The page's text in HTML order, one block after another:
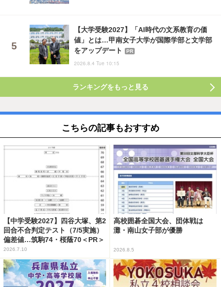
【大学受験2027】「AI時代の文系教育の価
値」とは…甲南女子大学が国際学部と文学部
をアップデート
PR
2026.8.4 Tue 10:15
ランキングをもっと見る
こちらの記事もおすすめ
【中学受験2027】四谷大塚、第2
回合不合判定テスト（7/5実施）
偏差値…筑駒74・桜蔭70＜PR＞
2026.7.10
高校囲碁全国大会、団体戦は
灘・南山女子部が優勝
2026.8.5